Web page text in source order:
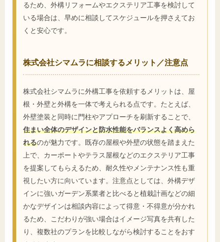
るため、外構リフォームやエクステリア工事を検討して
いる場合は、早めに相談してスケジュールを押さえてお
くと安心です。
株式会社シマムラに相談するメリット／注意点
株式会社シマムラに外構工事を依頼するメリットは、屋
根・外壁と外構を一体で考えられる点です。たとえば、
外壁塗装と同時に門柱やアプローチを刷新することで、
住まい全体のデザインと防水性能をバランスよく高めら
れるのが魅力です。既存の屋根や外壁の状態を踏まえた
上で、カーポートやテラス屋根などのエクステリア工事
を提案してもらえるため、耐久性やメンテナンス性も重
視したい方に向いています。注意点としては、外構デザ
インに強いガーデン系業者と比べると植栽計画などの細
かなデザインは相談内容によって得意・不得意が分かれ
るため、こだわりが強い場合はイメージ写真を共有した
り、複数社のプランを比較しながら検討することをおす